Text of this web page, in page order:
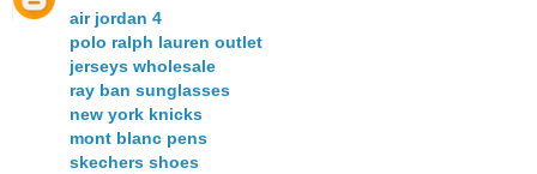
air jordan 4
polo ralph lauren outlet
jerseys wholesale
ray ban sunglasses
new york knicks
mont blanc pens
skechers shoes